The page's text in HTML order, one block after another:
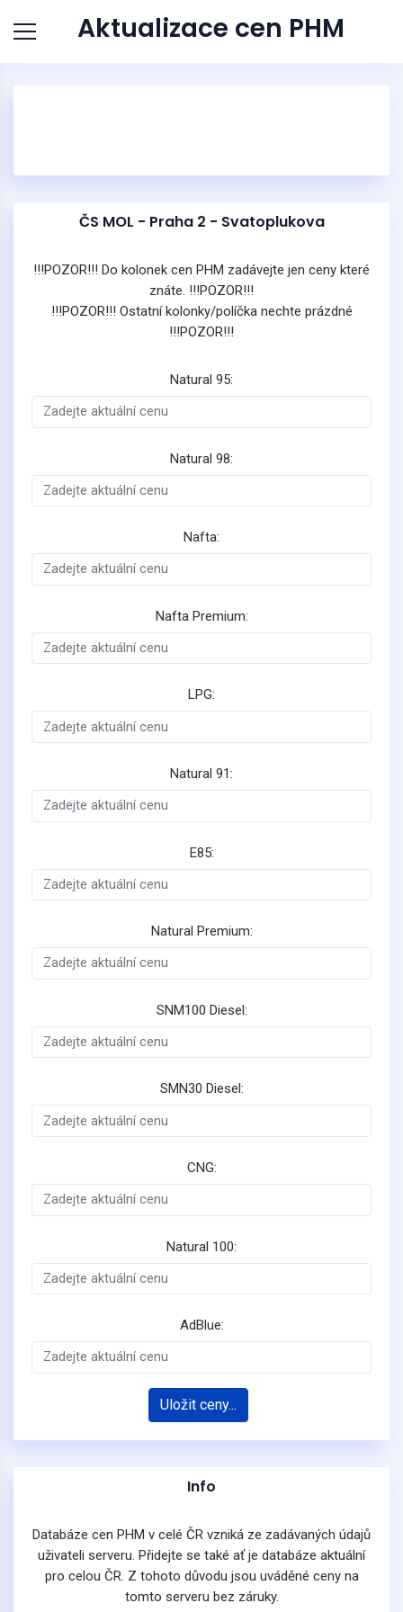
Aktualizace cen PHM
ČS MOL - Praha 2 - Svatoplukova
!!!POZOR!!! Do kolonek cen PHM zadávejte jen ceny které
znáte. !!!POZOR!!!
!!!POZOR!!! Ostatní kolonky/políčka nechte prázdné
!!!POZOR!!!
Natural 95:
Natural 98:
Nafta:
Nafta Premium:
LPG:
Natural 91:
E85:
Natural Premium:
SNM100 Diesel:
SMN30 Diesel:
CNG:
Natural 100:
AdBlue:
Uložit ceny...
Info
Databáze cen PHM v celé ČR vzniká ze zadávaných údajů
uživateli serveru. Přidejte se také ať je databáze aktuální
pro celou ČR. Z tohoto důvodu jsou uváděné ceny na
tomto serveru bez záruky.